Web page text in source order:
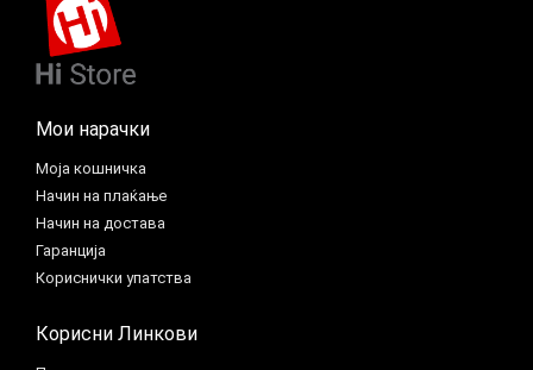
Мои нарачки
Моја кошничка
Начин на плаќање
Начин на достава
Гаранција
Кориснички упатства
Корисни Линкови